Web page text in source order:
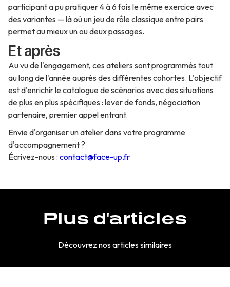
participant a pu pratiquer 4 à 6 fois le même exercice avec
des variantes — là où un jeu de rôle classique entre pairs
permet au mieux un ou deux passages.
Et après
Au vu de l'engagement, ces ateliers sont programmés tout
au long de l'année auprès des différentes cohortes. L'objectif
est d'enrichir le catalogue de scénarios avec des situations
de plus en plus spécifiques : lever de fonds, négociation
partenaire, premier appel entrant.
Envie d'organiser un atelier dans votre programme
d'accompagnement ?
Écrivez-nous : contact@face-up.fr
Plus d'articles
Découvrez nos articles similaires